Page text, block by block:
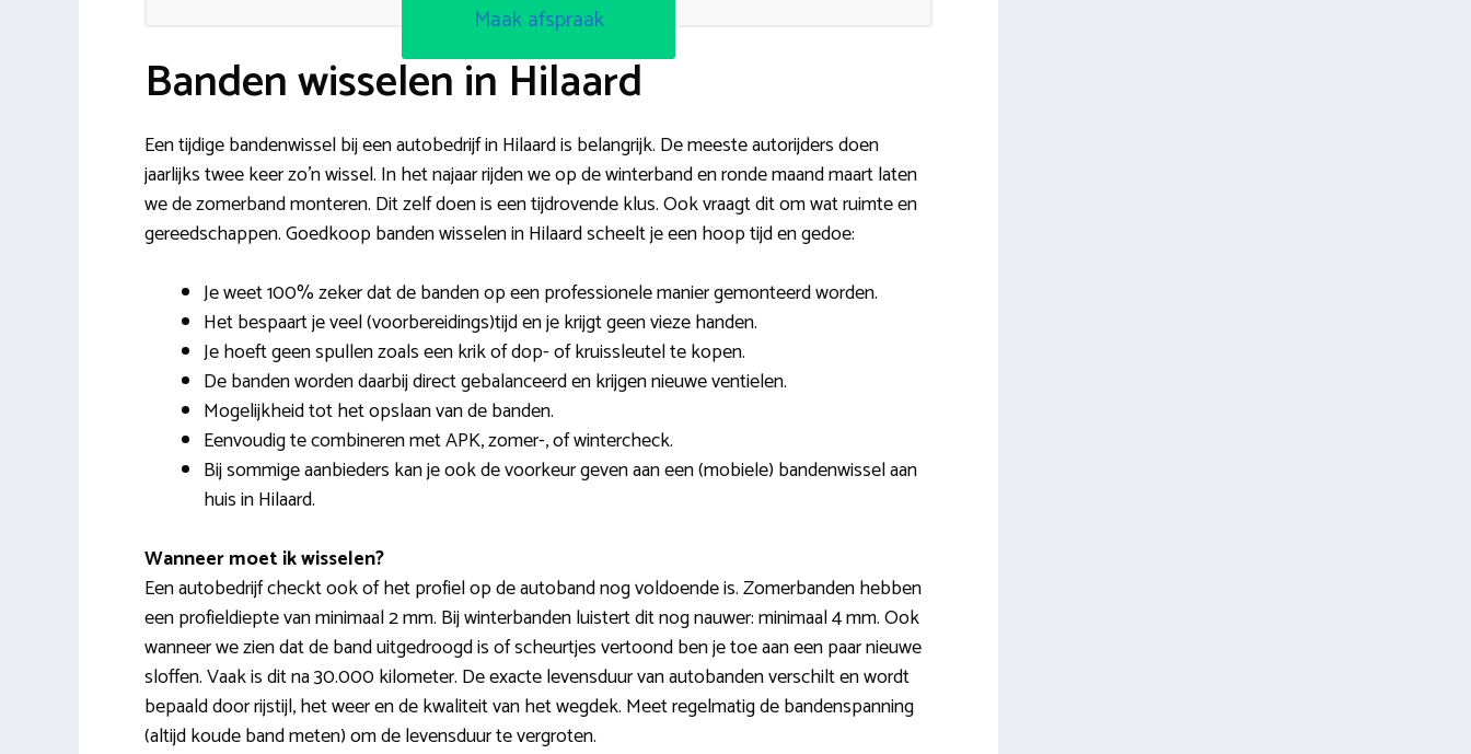
Maak afspraak
Banden wisselen in Hilaard
Een tijdige bandenwissel bij een autobedrijf in Hilaard is belangrijk. De meeste autorijders doen
jaarlijks twee keer zo’n wissel. In het najaar rijden we op de winterband en ronde maand maart laten
we de zomerband monteren. Dit zelf doen is een tijdrovende klus. Ook vraagt dit om wat ruimte en
gereedschappen. Goedkoop banden wisselen in Hilaard scheelt je een hoop tijd en gedoe:
Je weet 100% zeker dat de banden op een professionele manier gemonteerd worden.
Het bespaart je veel (voorbereidings)tijd en je krijgt geen vieze handen.
Je hoeft geen spullen zoals een krik of dop- of kruissleutel te kopen.
De banden worden daarbij direct gebalanceerd en krijgen nieuwe ventielen.
Mogelijkheid tot het opslaan van de banden.
Eenvoudig te combineren met APK, zomer-, of wintercheck.
Bij sommige aanbieders kan je ook de voorkeur geven aan een (mobiele) bandenwissel aan
huis in Hilaard.
Wanneer moet ik wisselen?
Een autobedrijf checkt ook of het profiel op de autoband nog voldoende is. Zomerbanden hebben
een profieldiepte van minimaal 2 mm. Bij winterbanden luistert dit nog nauwer: minimaal 4 mm. Ook
wanneer we zien dat de band uitgedroogd is of scheurtjes vertoond ben je toe aan een paar nieuwe
sloffen. Vaak is dit na 30.000 kilometer. De exacte levensduur van autobanden verschilt en wordt
bepaald door rijstijl, het weer en de kwaliteit van het wegdek. Meet regelmatig de bandenspanning
(altijd koude band meten) om de levensduur te vergroten.